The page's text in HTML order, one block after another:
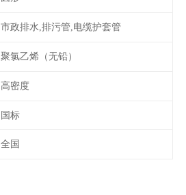
市政排水,排污管,电缆护套管
聚氯乙烯（无铅）
高密度
国标
全国